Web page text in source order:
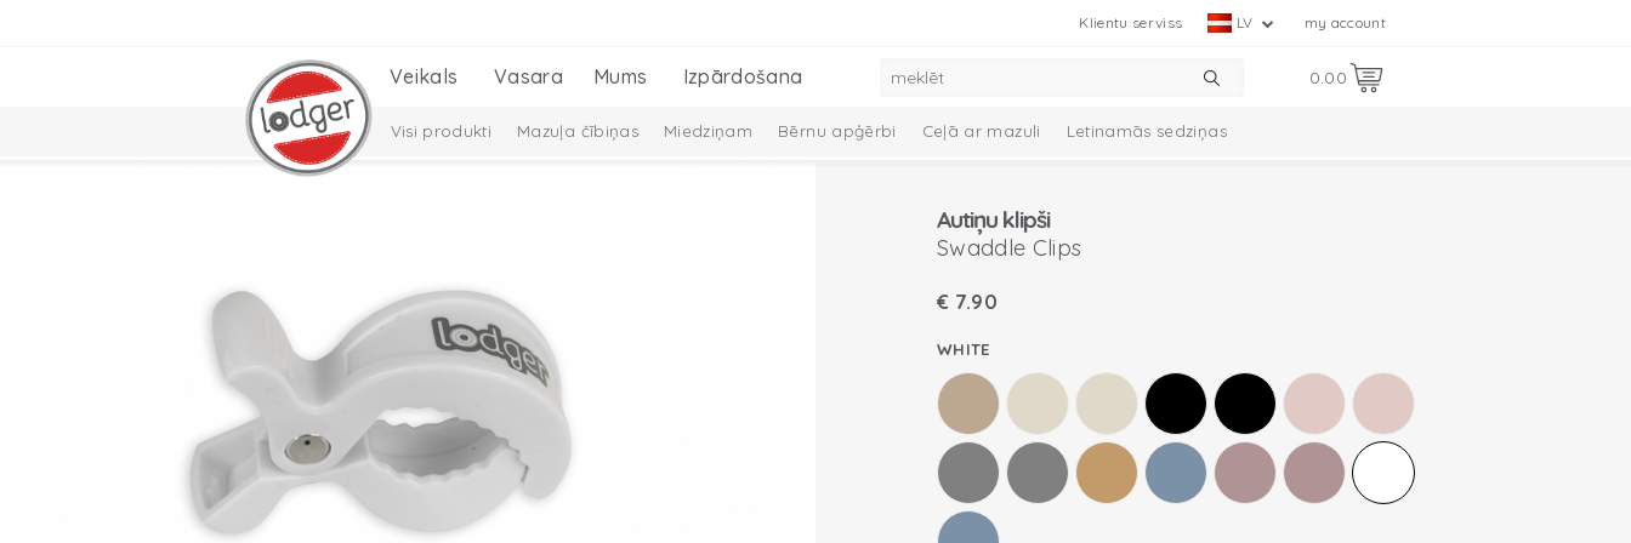
my account
LV
Klientu serviss
0.00
Veikals Vasara Mums Izpārdošana
Visi produkti Mazuļa čībiņas Miedziņam Bērnu apģērbi Ceļā ar mazuli Letinamās sedziņas
Autiņu klipši
Swaddle Clips
€ 7.90
WHITE